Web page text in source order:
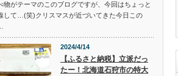
物がテーマのこのブログですが、今回はちょっと
して…(笑)クリスマスが近づいてきた今日この
2024/4/14
【ふるさと納税】立派だっ
たー！北海道石狩市の特大